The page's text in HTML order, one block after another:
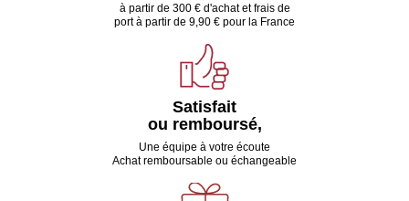
à partir de 300 € d'achat et frais de
port à partir de 9,90 € pour la France
Satisfait
ou remboursé,
Une équipe à votre écoute
Achat remboursable ou échangeable